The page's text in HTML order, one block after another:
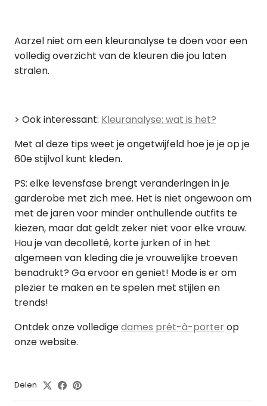
Aarzel niet om een kleuranalyse te doen voor een
volledig overzicht van de kleuren die jou laten
stralen.
> Ook interessant: Kleuranalyse: wat is het?
Met al deze tips weet je ongetwijfeld hoe je je op je
60e stijlvol kunt kleden.
PS: elke levensfase brengt veranderingen in je
garderobe met zich mee. Het is niet ongewoon om
met de jaren voor minder onthullende outfits te
kiezen, maar dat geldt zeker niet voor elke vrouw.
Hou je van decolleté, korte jurken of in het
algemeen van kleding die je vrouwelijke troeven
benadrukt? Ga ervoor en geniet! Mode is er om
plezier te maken en te spelen met stijlen en
trends!
Ontdek onze volledigedames prêt-à-porterop
onze website.
Delen